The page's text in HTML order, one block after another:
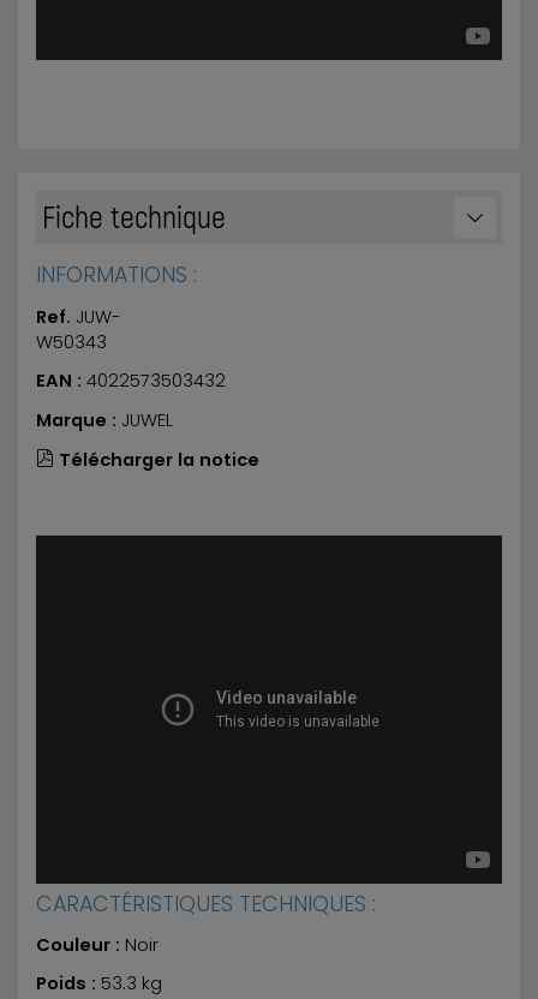
Fiche technique
INFORMATIONS :
Ref. JUW-
W50343
EAN : 4022573503432
Marque : JUWEL
Télécharger la notice
CARACTÉRISTIQUES TECHNIQUES :
Couleur : Noir
Poids : 53.3 kg